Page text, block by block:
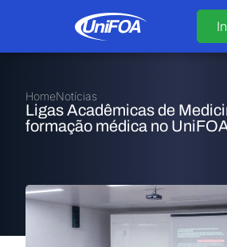
HomeNotícias
Ligas Acadêmicas de
formação médica no